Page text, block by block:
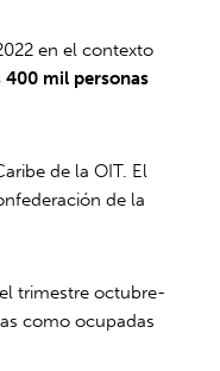
en el contexto
400 mil personas
de la OIT. El
de la
trimestre octubre-
como ocupadas